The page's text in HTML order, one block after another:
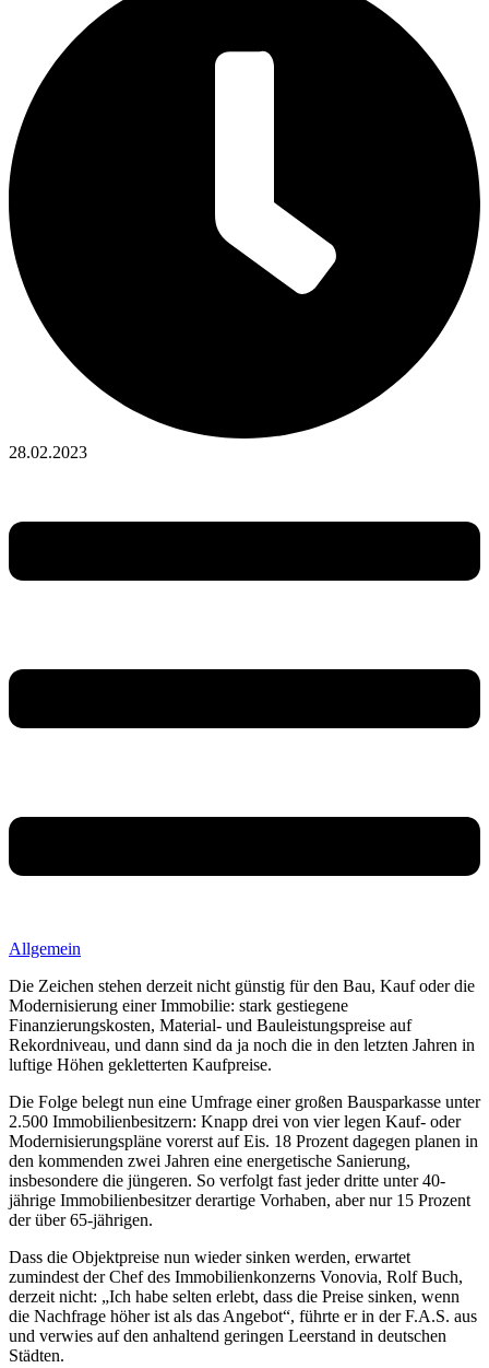
28.02.2023
Allgemein
Die Zeichen stehen derzeit nicht günstig für den Bau, Kauf oder die
Modernisierung einer Immobilie: stark gestiegene
Finanzierungskosten, Material- und Bauleistungspreise auf
Rekordniveau, und dann sind da ja noch die in den letzten Jahren in
luftige Höhen gekletterten Kaufpreise.
Die Folge belegt nun eine Umfrage einer großen Bausparkasse unter
2.500 Immobilienbesitzern: Knapp drei von vier legen Kauf- oder
Modernisierungspläne vorerst auf Eis. 18 Prozent dagegen planen in
den kommenden zwei Jahren eine energetische Sanierung,
insbesondere die jüngeren. So verfolgt fast jeder dritte unter 40-
jährige Immobilienbesitzer derartige Vorhaben, aber nur 15 Prozent
der über 65-jährigen.
Dass die Objektpreise nun wieder sinken werden, erwartet
zumindest der Chef des Immobilienkonzerns Vonovia, Rolf Buch,
derzeit nicht: „Ich habe selten erlebt, dass die Preise sinken, wenn
die Nachfrage höher ist als das Angebot“, führte er in der F.A.S. aus
und verwies auf den anhaltend geringen Leerstand in deutschen
Städten.